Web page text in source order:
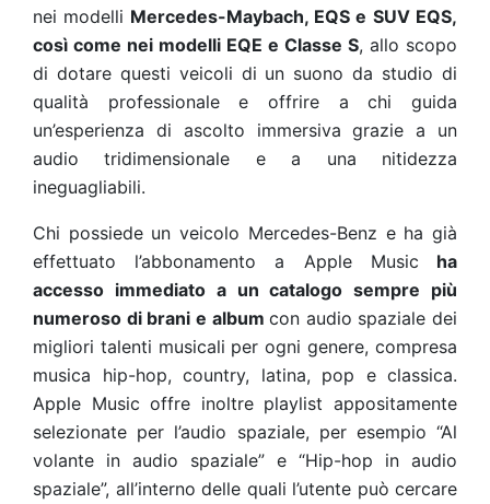
nei modelli Mercedes-Maybach, EQS e SUV EQS,
così come nei modelli EQE e Classe S, allo scopo
di dotare questi veicoli di un suono da studio di
qualità professionale e offrire a chi guida
un’esperienza di ascolto immersiva grazie a un
audio tridimensionale e a una nitidezza
ineguagliabili.
Chi possiede un veicolo Mercedes-Benz e ha già
effettuato l’abbonamento a Apple Music ha
accesso immediato a un catalogo sempre più
numeroso di brani e albumcon audio spaziale dei
migliori talenti musicali per ogni genere, compresa
musica hip-hop, country, latina, pop e classica.
Apple Music offre inoltre playlist appositamente
selezionate per l’audio spaziale, per esempio “Al
volante in audio spaziale” e “Hip-hop in audio
spaziale”, all’interno delle quali l’utente può cercare